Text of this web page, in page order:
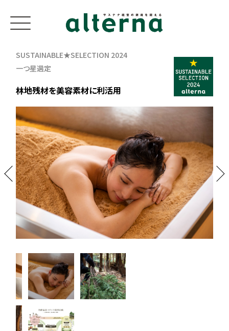
SUSTAINABLE★SELECTION 2024
一つ星選定
林地残材を美容素材に利活用